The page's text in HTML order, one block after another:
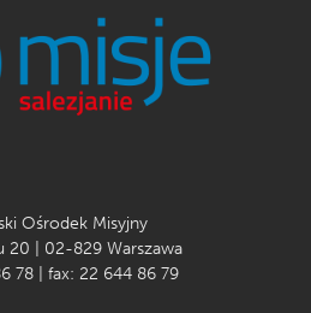
Tomasz Łukaszuk SDB
Ośrodek Misyjny
20 | 02-829 Warszawa
78 | fax: 22 644 86 79